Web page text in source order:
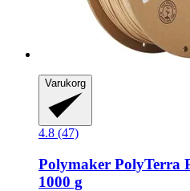
Varukorg
4.8 (47)
Polymaker PolyTerra
1000 g